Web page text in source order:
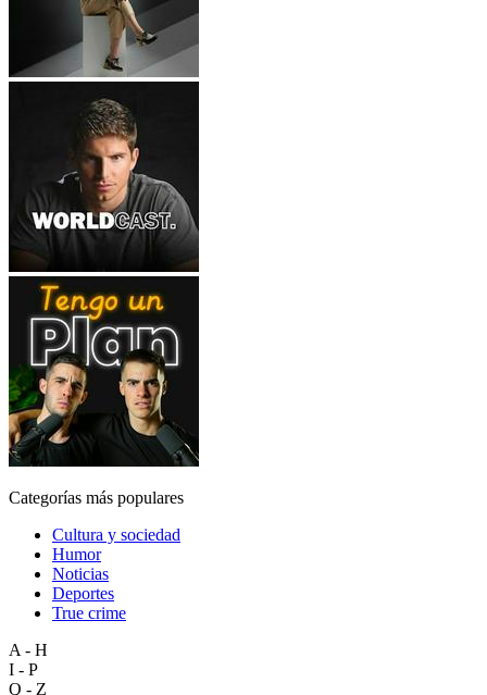
Categorías más populares
Cultura y sociedad
Humor
Noticias
Deportes
True crime
A - H
I - P
Q - Z